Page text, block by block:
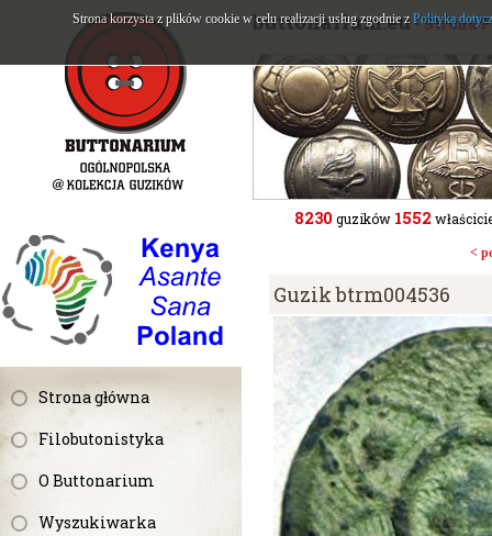
Strona główna
Filobutonistyka
O Buttonarium
Wyszukiwarka
buttonarium.eu- Strona
8230 guzików 1552
<
Guzik btrm004536
Strona korzysta z plików cookie w celu realizacji usług zgodnie z Polityką